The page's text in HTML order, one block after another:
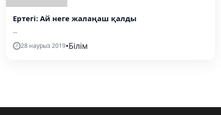
Ертегі: Ай неге жалаңаш қалды
...
28 наурыз 2019•Білім